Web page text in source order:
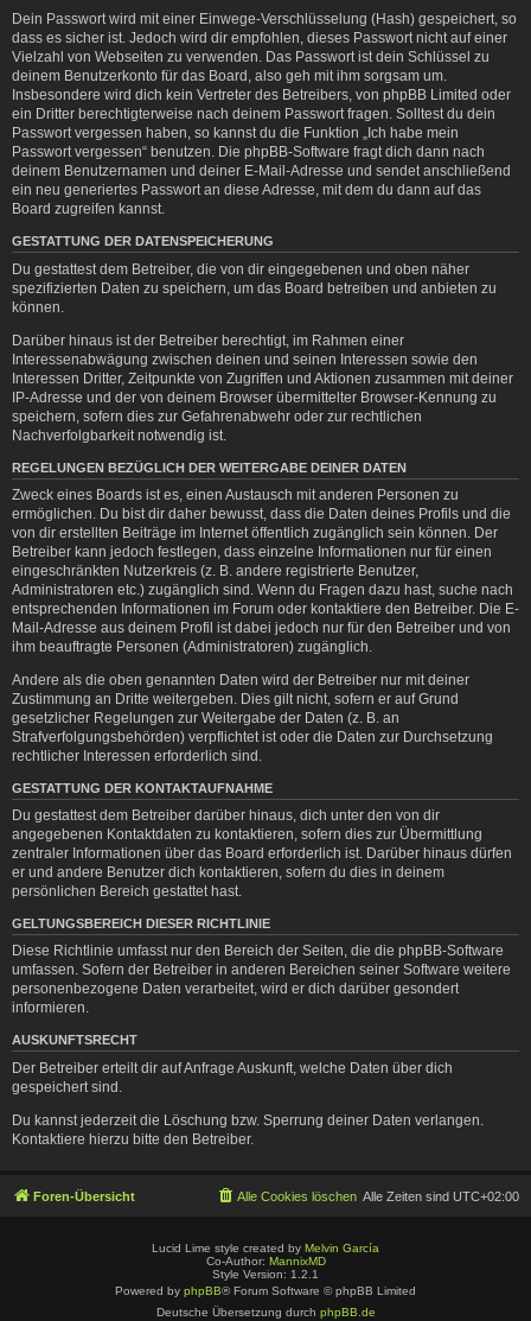
Dein Passwort wird mit einer Einwege-Verschlüsselung (Hash) gespeichert, so
dass es sicher ist. Jedoch wird dir empfohlen, dieses Passwort nicht auf einer
Vielzahl von Webseiten zu verwenden. Das Passwort ist dein Schlüssel zu
deinem Benutzerkonto für das Board, also geh mit ihm sorgsam um.
Insbesondere wird dich kein Vertreter des Betreibers, von phpBB Limited oder
ein Dritter berechtigterweise nach deinem Passwort fragen. Solltest du dein
Passwort vergessen haben, so kannst du die Funktion „Ich habe mein
Passwort vergessen“ benutzen. Die phpBB-Software fragt dich dann nach
deinem Benutzernamen und deiner E-Mail-Adresse und sendet anschließend
ein neu generiertes Passwort an diese Adresse, mit dem du dann auf das
Board zugreifen kannst.
GESTATTUNG DER DATENSPEICHERUNG
Du gestattest dem Betreiber, die von dir eingegebenen und oben näher
spezifizierten Daten zu speichern, um das Board betreiben und anbieten zu
können.
Darüber hinaus ist der Betreiber berechtigt, im Rahmen einer
Interessenabwägung zwischen deinen und seinen Interessen sowie den
Interessen Dritter, Zeitpunkte von Zugriffen und Aktionen zusammen mit deiner
IP-Adresse und der von deinem Browser übermittelter Browser-Kennung zu
speichern, sofern dies zur Gefahrenabwehr oder zur rechtlichen
Nachverfolgbarkeit notwendig ist.
REGELUNGEN BEZÜGLICH DER WEITERGABE DEINER DATEN
Zweck eines Boards ist es, einen Austausch mit anderen Personen zu
ermöglichen. Du bist dir daher bewusst, dass die Daten deines Profils und die
von dir erstellten Beiträge im Internet öffentlich zugänglich sein können. Der
Betreiber kann jedoch festlegen, dass einzelne Informationen nur für einen
eingeschränkten Nutzerkreis (z. B. andere registrierte Benutzer,
Administratoren etc.) zugänglich sind. Wenn du Fragen dazu hast, suche nach
entsprechenden Informationen im Forum oder kontaktiere den Betreiber. Die E-
Mail-Adresse aus deinem Profil ist dabei jedoch nur für den Betreiber und von
ihm beauftragte Personen (Administratoren) zugänglich.
Andere als die oben genannten Daten wird der Betreiber nur mit deiner
Zustimmung an Dritte weitergeben. Dies gilt nicht, sofern er auf Grund
gesetzlicher Regelungen zur Weitergabe der Daten (z. B. an
Strafverfolgungsbehörden) verpflichtet ist oder die Daten zur Durchsetzung
rechtlicher Interessen erforderlich sind.
GESTATTUNG DER KONTAKTAUFNAHME
Du gestattest dem Betreiber darüber hinaus, dich unter den von dir
angegebenen Kontaktdaten zu kontaktieren, sofern dies zur Übermittlung
zentraler Informationen über das Board erforderlich ist. Darüber hinaus dürfen
er und andere Benutzer dich kontaktieren, sofern du dies in deinem
persönlichen Bereich gestattet hast.
GELTUNGSBEREICH DIESER RICHTLINIE
Diese Richtlinie umfasst nur den Bereich der Seiten, die die phpBB-Software
umfassen. Sofern der Betreiber in anderen Bereichen seiner Software weitere
personenbezogene Daten verarbeitet, wird er dich darüber gesondert
informieren.
AUSKUNFTSRECHT
Der Betreiber erteilt dir auf Anfrage Auskunft, welche Daten über dich
gespeichert sind.
Du kannst jederzeit die Löschung bzw. Sperrung deiner Daten verlangen.
Kontaktiere hierzu bitte den Betreiber.
Foren-Übersicht Alle Zeiten sind UTC+02:00
Alle Cookies löschen
Lucid Lime style created by Melvin García
Co-Author: MannixMD
Style Version: 1.2.1
Powered by phpBB® Forum Software © phpBB Limited
Deutsche Übersetzung durch phpBB.de